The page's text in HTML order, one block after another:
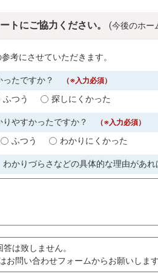
トにご協力ください。 (今後のホー
考にさせていただきます。
ったですか？ （※入力必須）
ふつう 探しにくかった
りやすかったですか？ （※入力必須）
ふつう わかりにくかった
かりづらさなどの具体的な理由があ
は致しません。
お問い合わせフォームからお願いします